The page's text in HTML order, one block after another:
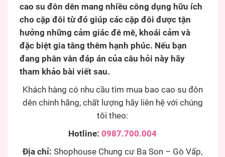
cao su đôn dên mang nhiều công dụng hữu ích
cho cặp đôi từ đó giúp các cặp đôi được tận
hưởng những cảm giác đê mê, khoái cảm và
đặc biệt gia tăng thêm hạnh phúc. Nếu bạn
đang phân vân đáp án của câu hỏi này hãy
tham khảo bài viết sau.
Khách hàng có nhu cầu tìm mua bao cao su đôn
dên chính hãng, chất lượng hãy liên hệ với chúng
tôi theo:
Hotline: 0987.700.004
Địa chỉ: Shophouse Chung cư Ba Son – Gò Vấp,